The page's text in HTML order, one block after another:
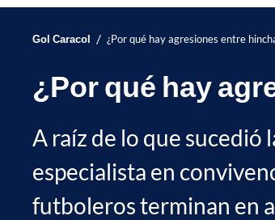
Gol Caracol / ¿Por qué hay agresiones entre
¿Por qué hay
A raíz de lo que sucedió
especialista en
futboleros terminan en